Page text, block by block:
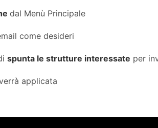
dal Menù Principale
come desideri
spunta le strutture interessate per
applicata